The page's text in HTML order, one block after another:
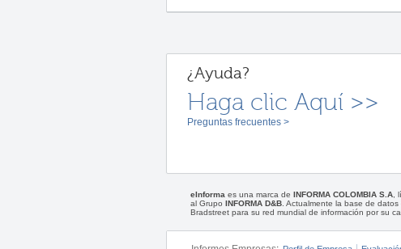
¿Ayuda?
Haga clic Aquí >>
Preguntas frecuentes >
eInforma es una marca de INFORMA COLOMBIA S.A,
al Grupo
INFORMA D&B. Actualmente la base de
Bradstreet para su red mundial de información por su